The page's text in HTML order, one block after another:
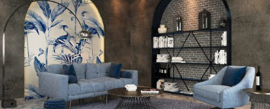
Kainoraštis
Portfolio
Kontaktai